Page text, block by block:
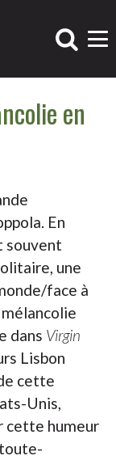
en
En
souvent
une
face à
mélancolie
dans Virgin
Lisbon
cette
Unis,
cette humeur